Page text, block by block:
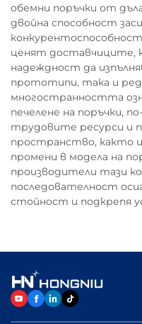
обемни поръчки от
двойна способност
ценят доставчиците,
надеждност да
прототипи, така и
многостранността
печелене на поръчки,
трудовите ресурси и
пространство, както
промени в модела на
производители тази
последователност
стойност и подкрепя